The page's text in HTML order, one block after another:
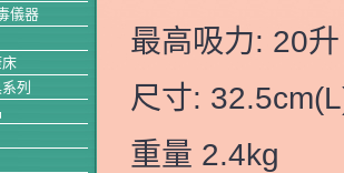
儀器
列
最高吸力: 20
尺寸:
重量 2.4kg